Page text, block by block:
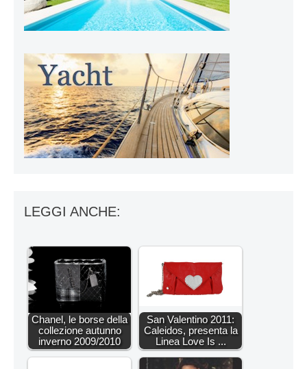
LEGGI ANCHE:
Chanel, le borse della
collezione autunno
inverno 2009/2010
San Valentino 2011:
Caleidos, presenta la
Linea Love Is ...